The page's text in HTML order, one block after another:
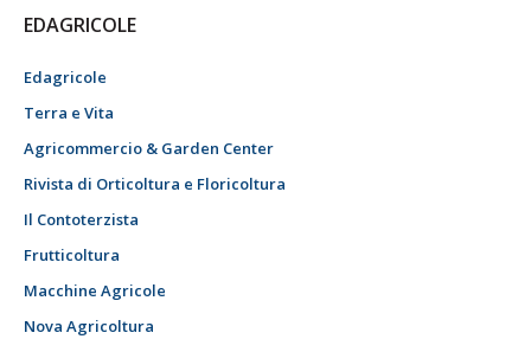
EDAGRICOLE
Edagricole
Terra e Vita
Agricommercio & Garden Center
Rivista di Orticoltura e Floricoltura
Il Contoterzista
Frutticoltura
Macchine Agricole
Nova Agricoltura